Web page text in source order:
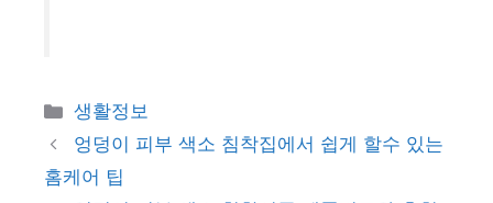
카
테
리
생활정보
엉덩이 피부 색소 침착집에서 쉽게 할수 있는
홈케어 팁